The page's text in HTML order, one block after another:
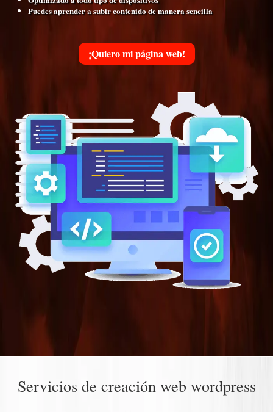
Puedes aprender a subir contenido de manera sencilla
¡Quiero mi página web!
Servicios de creación web wordpress